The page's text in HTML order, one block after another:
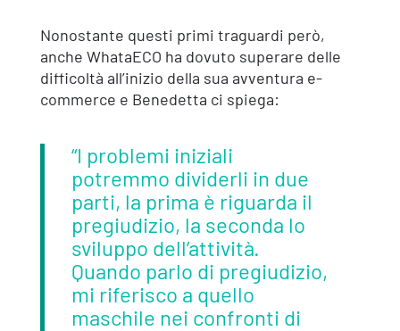
Nonostante questi primi traguardi però,
anche WhataECO ha dovuto superare delle
difficoltà all’inizio della sua avventura e-
commerce e Benedetta ci spiega:
“I problemi iniziali
potremmo dividerli in due
parti, la prima è riguarda il
pregiudizio, la seconda lo
sviluppo dell’attività.
Quando parlo di pregiudizio,
mi riferisco a quello
maschile nei confronti di